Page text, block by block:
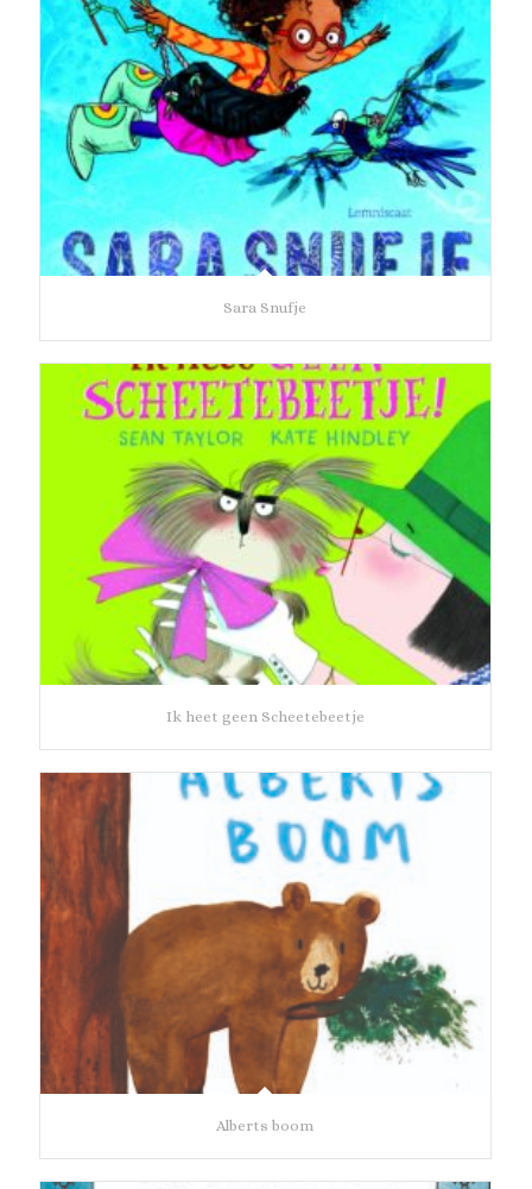
Sara Snufje
Ik heet geen Scheetebeetje
Alberts boom